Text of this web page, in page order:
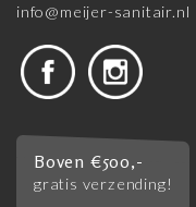
info@meijer-sanitair.nl
Boven €500,-
gratis verzending!